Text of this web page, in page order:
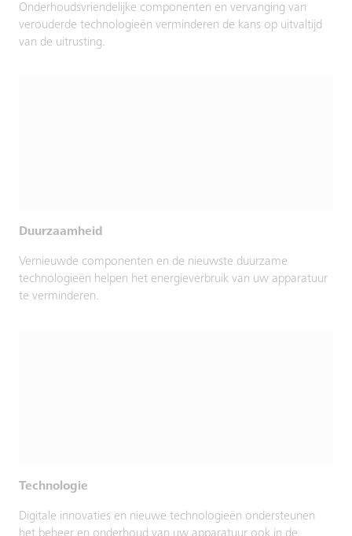
Onderhoudsvriendelijke componenten en vervanging van
verouderde technologieën verminderen de kans op uitvaltijd
van de uitrusting.
Duurzaamheid
Vernieuwde componenten en de nieuwste duurzame
technologieën helpen het energieverbruik van uw apparatuur
te verminderen.
Technologie
Digitale innovaties en nieuwe technologieën ondersteunen
het beheer en onderhoud van uw apparatuur ook in de